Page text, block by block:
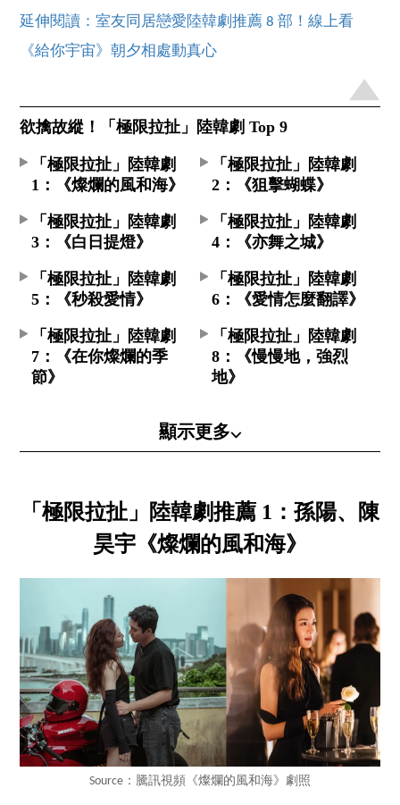
延伸閱讀：室友同居戀愛陸韓劇推薦 8 部！線上看
《給你宇宙》朝夕相處動真心
欲擒故縱！「極限拉扯」陸韓劇 Top 9
「極限拉扯」陸韓劇
1：《燦爛的風和海》
「極限拉扯」陸韓劇
2：《狙擊蝴蝶》
「極限拉扯」陸韓劇
3：《白日提燈》
「極限拉扯」陸韓劇
4：《亦舞之城》
「極限拉扯」陸韓劇
5：《秒殺愛情》
「極限拉扯」陸韓劇
6：《愛情怎麼翻譯》
「極限拉扯」陸韓劇
7：《在你燦爛的季
節》
「極限拉扯」陸韓劇
8：《慢慢地，強烈
地》
顯示更多⌵
「極限拉扯」陸韓劇推薦 1：孫陽、陳
昊宇《燦爛的風和海》
Source：騰訊視頻《燦爛的風和海》劇照